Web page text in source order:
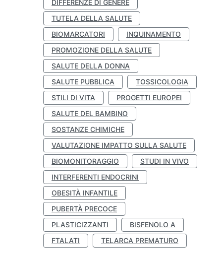
DIFFERENZE DI GENERE
TUTELA DELLA SALUTE
BIOMARCATORI
INQUINAMENTO
PROMOZIONE DELLA SALUTE
SALUTE DELLA DONNA
SALUTE PUBBLICA
TOSSICOLOGIA
STILI DI VITA
PROGETTI EUROPEI
SALUTE DEL BAMBINO
SOSTANZE CHIMICHE
VALUTAZIONE IMPATTO SULLA SALUTE
BIOMONITORAGGIO
STUDI IN VIVO
INTERFERENTI ENDOCRINI
OBESITÀ INFANTILE
PUBERTÀ PRECOCE
PLASTICIZZANTI
BISFENOLO A
FTALATI
TELARCA PREMATURO